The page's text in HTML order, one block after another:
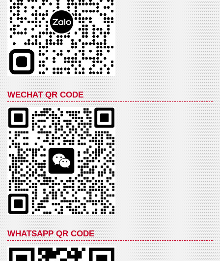
WECHAT QR CODE
WHATSAPP QR CODE